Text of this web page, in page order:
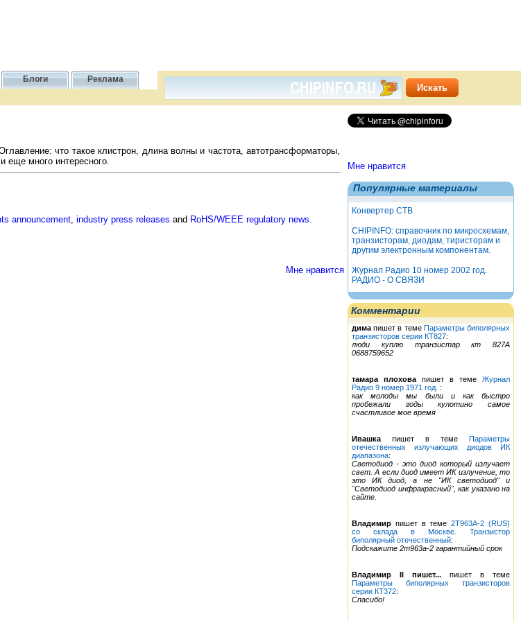
Блоги Реклама
Мне нравится
Популярные материалы
Конвертер СТВ
CHIPINFO: справочник по микросхемам,
транзисторам, диодам, тиристорам и
другим электронным компонентам.
Журнал Радио 10 номер 2002 год.
РАДИО - О СВЯЗИ
Комментарии
дима пишет в теме Параметры биполярных
транзисторов серии КТ827:
люди куплю транзистар кт 827А
0688759652
тамара плохова пишет в теме Журнал
Радио 9 номер 1971 год. :
как молоды мы были и как быстро
пробежали годы кулотино самое
счастливое мое время
Ивашка пишет в теме Параметры
отечественных излучающих диодов ИК
диапазона:
Светодиод - это диод который излучает
свет. А если диод имеет ИК излучение, то
это ИК диод, а не "ИК светодиод" и
"Светодиод инфракрасный", как указано на
сайте.
Владимир пишет в теме2Т963А-2 (RUS)
со склада в Москве. Транзистор
биполярный отечественный:
Подскажите 2т963а-2 гарантийный срок
Владимир II пишет... пишет в теме
Параметры биполярных транзисторов
серии КТ372:
Спасибо!
что такое клистрон, длина волны и частота, автотрансформаторы,
еще много интересного.
announcement, industry press releases and RoHS/WEEE regulatory news.
Мне нравится